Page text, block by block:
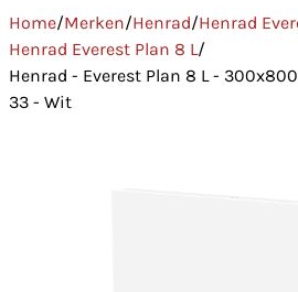
Home/Merken/Henrad/Henrad
Henrad Everest Plan 8 L/
Henrad - Everest Plan 8 L -
33 - Wit